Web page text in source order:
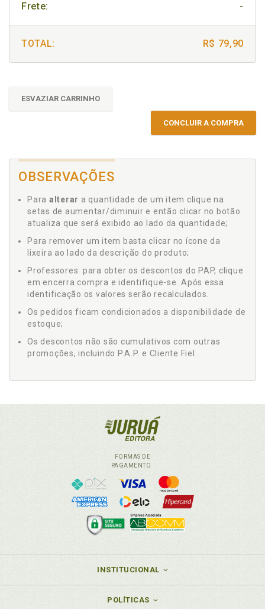
Frete: -
TOTAL: R$ 79,90
ESVAZIAR CARRINHO
CONCLUIR A COMPRA
OBSERVAÇÕES
Para alterar a quantidade de um item clique na
setas de aumentar/diminuir e então clicar no botão
atualiza que será exibido ao lado da quantidade;
Para remover um item basta clicar no ícone da
lixeira ao lado da descrição do produto;
Professores: para obter os descontos do PAP, clique
em encerra compra e identifique-se. Após essa
identificação os valores serão recalculados.
Os pedidos ficam condicionados a disponibilidade de
estoque;
Os descontos não são cumulativos com outras
promoções, incluindo P.A.P. e Cliente Fiel.
FORMAS DE
PAGAMENTO
INSTITUCIONAL
POLÍTICAS